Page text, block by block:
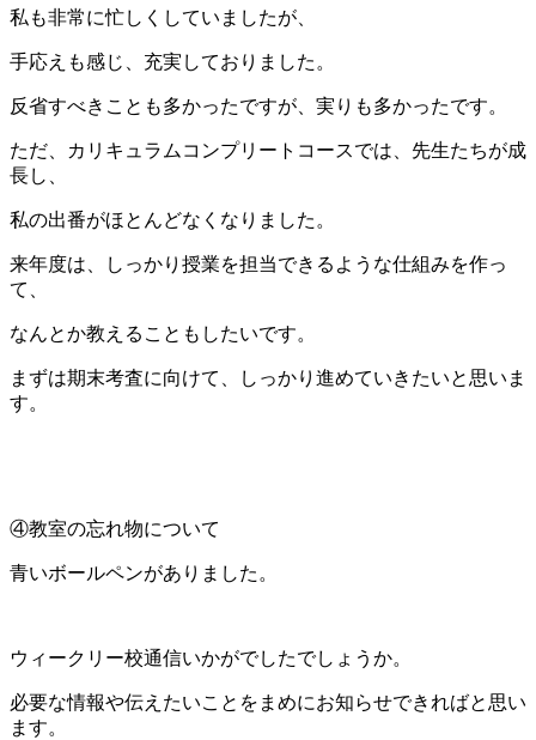
私も非常に忙しくしていましたが、
手応えも感じ、充実しておりました。
反省すべきことも多かったですが、実りも多かったです。
ただ、カリキュラムコンプリートコースでは、先生たちが成
長し、
私の出番がほとんどなくなりました。
来年度は、しっかり授業を担当できるような仕組みを作っ
て、
なんとか教えることもしたいです。
まずは期末考査に向けて、しっかり進めていきたいと思いま
す。
④教室の忘れ物について
青いボールペンがありました。
ウィークリー校通信いかがでしたでしょうか。
必要な情報や伝えたいことをまめにお知らせできればと思い
ます。